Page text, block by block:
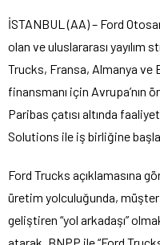
İSTANBUL (AA) – Ford
olan ve uluslararası yayılım
Trucks, Fransa, Almanya ve
finansmanı için Avrupa’nın
Paribas çatısı altında
Solutions ile iş birliğine
Ford Trucks açıklamasına
üretim yolculuğunda,
geliştiren “yol arkadaşı”